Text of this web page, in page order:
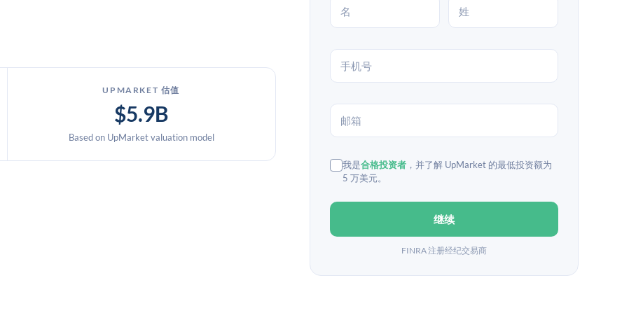
UPMARKET 估值
$5.9B
Based on UpMarket valuation model
我是合格投资者 ，并了解 UpMarket 的最低投资额为
5 万美元。
继续
FINRA 注册经纪交易商